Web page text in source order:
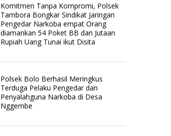
Komitmen Tanpa Kompromi, Polsek
Tambora Bongkar Sindikat Jaringan
Pengedar Narkoba empat Orang
diamankan 54 Poket BB dan Jutaan
Rupiah Uang Tunai ikut Disita
Polsek Bolo Berhasil Meringkus
Terduga Pelaku Pengedar dan
Penyalahguna Narkoba di Desa
Nggembe